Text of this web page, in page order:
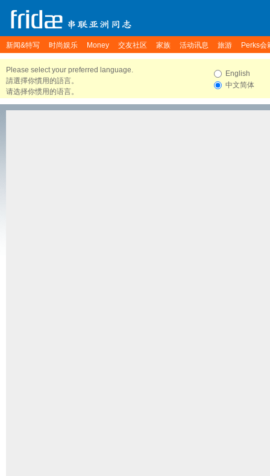
新闻&特写 时尚娱乐 Money 交友社区 家族 活动讯息 旅游 Perks会
Please select your preferred language.
請選擇你慣用的語言。
请选择你惯用的语言。
English
中文简体